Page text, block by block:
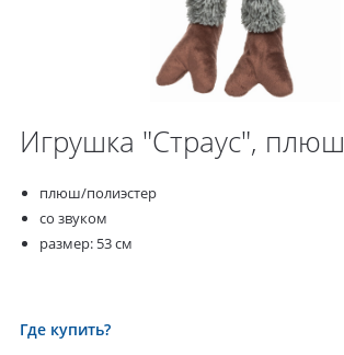
Игрушка "Страус", плюш
плюш/полиэстер
со звуком
размер: 53 см
Где купить?